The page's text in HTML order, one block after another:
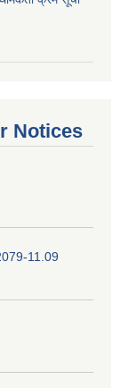
Notices
11.09